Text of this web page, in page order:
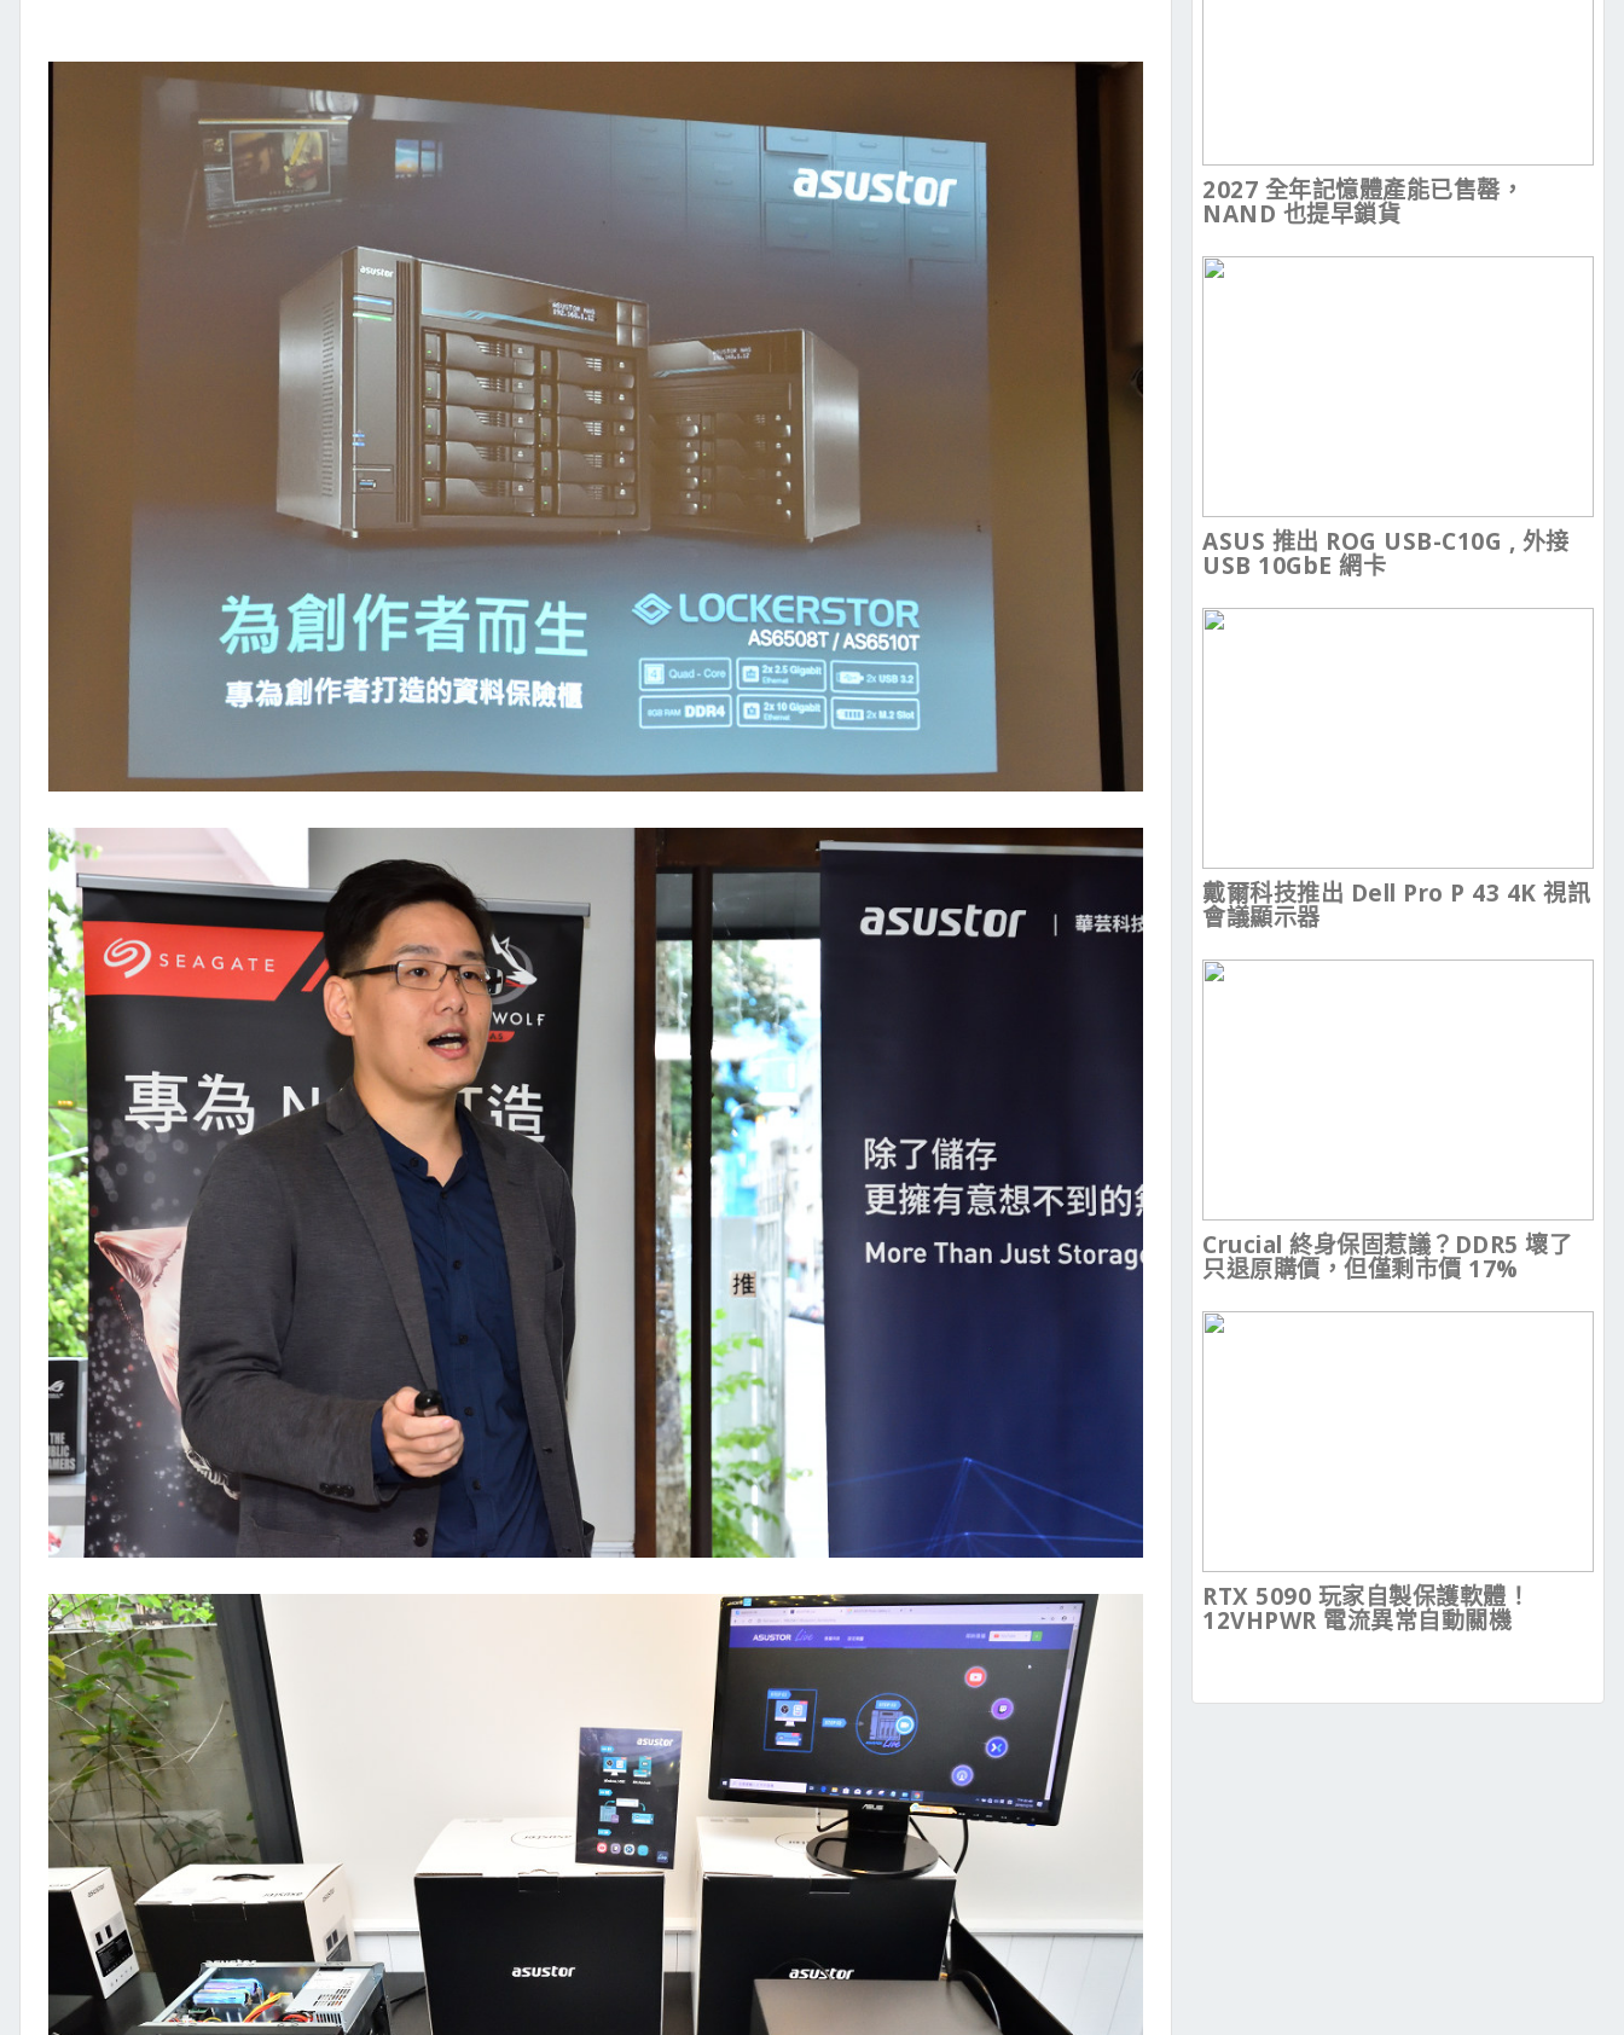
2027 全年記憶體產能已售罄，
NAND 也提早鎖貨
ASUS 推出 ROG USB-C10G , 外接
USB 10GbE 網卡
戴爾科技推出 Dell Pro P 43 4K 視訊
會議顯示器
Crucial 終身保固惹議？DDR5 壞了
只退原購價，但僅剩市價 17%
RTX 5090 玩家自製保護軟體！
12VHPWR 電流異常自動關機